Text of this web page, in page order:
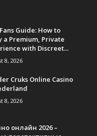
Guide: How to
a Premium, Private
with Discreet...
8, 2026
Cruks Online Casino
8, 2026
онлайн 2026 –